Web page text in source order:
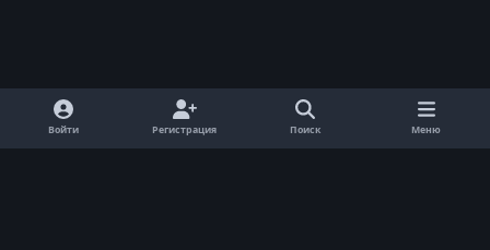
Войти Регистрация Поиск Меню